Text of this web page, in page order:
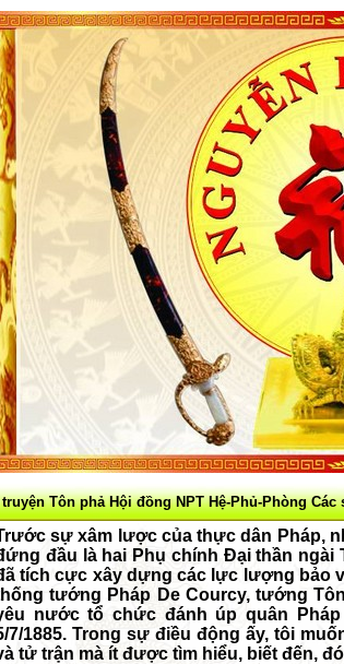
Tôn phả Hội đồng NPT Hệ-Phủ-Phòng Các
sự xâm lược của thực dân Pháp,
đầu là hai Phụ chính Đại thần ngài
tích cực xây dựng các lực lượng bảo
tướng Pháp De Courcy, tướng
nước tổ chức đánh úp quân
7/1885. Trong sự điều động ấy, tôi
tử trận mà ít được tìm hiểu, biết đến,